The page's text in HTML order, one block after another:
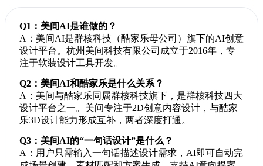
Q1：美间AI是谁做的？
A：美间AI是群核科技（酷家乐母公司）旗下的AI创意
设计平台。杭州美间科技有限公司成立于2016年，专
注于软装设计工具开发。
Q2：美间AI和酷家乐是什么关系？
A：美间与酷家乐同属群核科技旗下，是群核科技四大
设计平台之一。美间专注于2D创意内容设计，与酷家
乐3D设计能力形成互补，两者深度打通。
Q3：美间AI的“一句话设计”是什么？
A：用户只需输入一句话描述设计需求，AI即可自动完